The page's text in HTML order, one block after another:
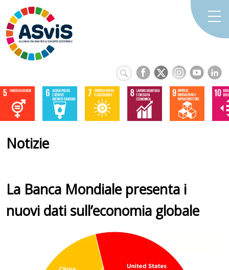
Notizie
La Banca Mondiale presenta i
nuovi dati sull’economia globale